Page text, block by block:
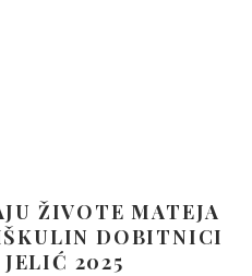
ŽIVOTE MATEJA
DOBITNICI
2025